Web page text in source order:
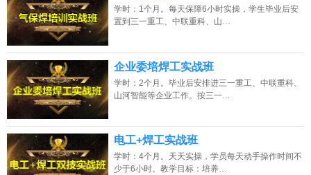
学时：1个月。每天保障6小时实操，学生毕业后安
置到三一重工、中联重科、山…
企业委培焊工实战班
学时：2个月。毕业后安排进三一重工、中联重科、
山河智能等企业工作。按三一…
电工+焊工实战班
学时：4个月。天天实操，学员每天动手操作时间不
少于6小时。教学目标：培养…